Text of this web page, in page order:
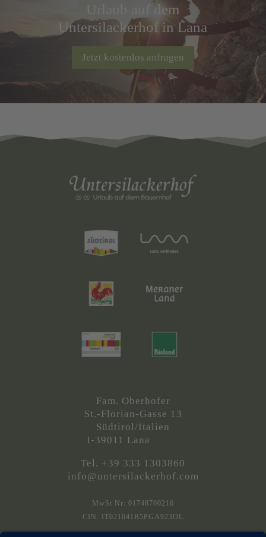
Urlaub auf dem
Untersilackerhof in Lana
Jetzt kostenlos anfragen
Fam. Oberhofer
St.-Florian-Gasse 13
Südtirol/Italien
I-39011 Lana
Tel. +39 333 1303860
info@untersilackerhof.com
MwSt Nr: 01748700216
CIN: IT021041B5PGA923OL